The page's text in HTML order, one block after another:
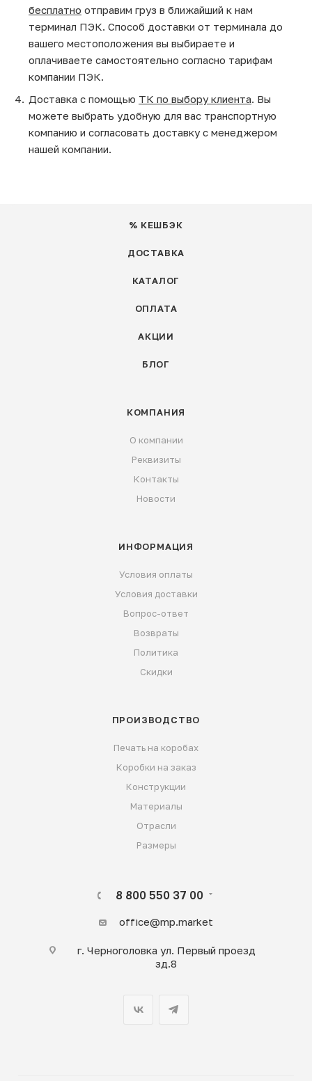
бесплатно отправим груз в ближайший к нам
терминал ПЭК. Способ доставки от терминала до
вашего местоположения вы выбираете и
оплачиваете самостоятельно согласно тарифам
компании ПЭК.
Доставка с помощью ТК по выбору клиента. Вы
можете выбрать удобную для вас транспортную
компанию и согласовать доставку с менеджером
нашей компании.
% КЕШБЭК
ДОСТАВКА
КАТАЛОГ
ОПЛАТА
АКЦИИ
БЛОГ
КОМПАНИЯ
О компании
Реквизиты
Контакты
Новости
ИНФОРМАЦИЯ
Условия оплаты
Условия доставки
Вопрос-ответ
Возвраты
Политика
Скидки
ПРОИЗВОДСТВО
Печать на коробах
Коробки на заказ
Конструкции
Материалы
Отрасли
Размеры
8 800 550 37 00
office@mp.market
г. Черноголовка ул. Первый проезд
зд.8